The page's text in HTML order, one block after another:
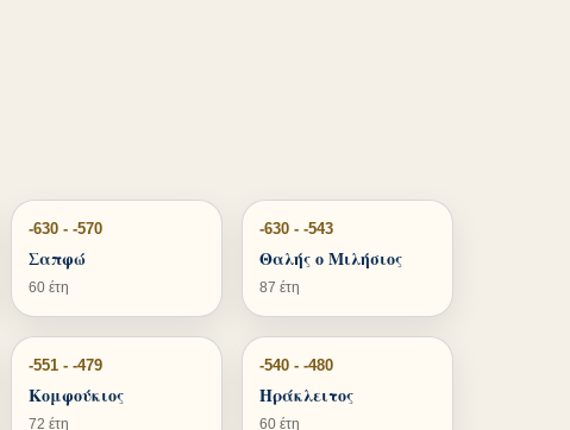
-630 - -570
Σαπφώ
60 έτη
-630 - -543
Θαλής ο Μιλήσιος
87 έτη
-551 - -479
Κομφούκιος
72 έτη
-540 - -480
Ηράκλειτος
60 έτη